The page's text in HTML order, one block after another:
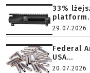
33%
29.07.2026
Federal
USA...
20.07.2026